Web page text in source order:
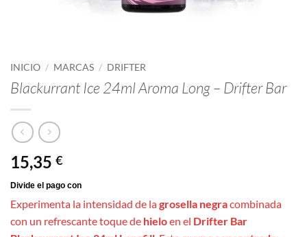
INICIO / MARCAS / DRIFTER
Blackurrant Ice 24ml Aroma Long – Drifter Bar
15,35 €
Experimenta la intensidad de lagrosella negracombinada
con un refrescante toque de hieloen el Drifter Bar